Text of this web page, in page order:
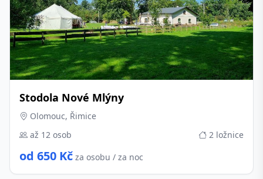
Stodola Nové Mlýny
Olomouc, Řimice
až 12 osob
2 ložnice
od 650 Kč za osobu / za noc